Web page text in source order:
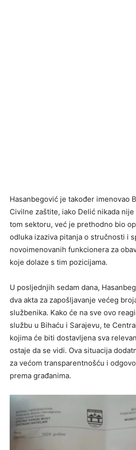
Hasanbegović je također imenovao
Civilne zaštite, iako Delić nikada
tom sektoru, već je prethodno bio
odluka izaziva pitanja o stručnosti i
novoimenovanih funkcionera za
koje dolaze s tim pozicijama.
U posljednjih sedam dana,
dva akta za zapošljavanje većeg
službenika. Kako će na sve ovo
službu u Bihaću i Sarajevu, te
kojima će biti dostavljena sva
ostaje da se vidi. Ova situacija
za većom transparentnošću i
prema građanima.